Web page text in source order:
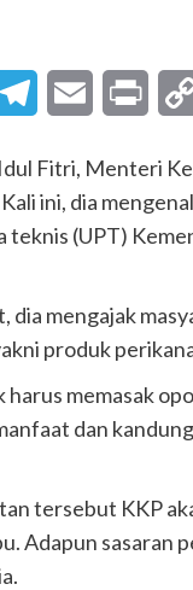
TelegramEmail Print
Fitri, Menteri
ini, dia
teknis (UPT)
mengajak
produk
memasak
dan
tersebut KKP
Adapun sasaran